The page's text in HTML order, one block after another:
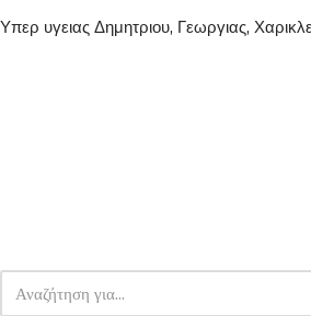
Υπερ υγειας Δημητριου, Γεωργιας,